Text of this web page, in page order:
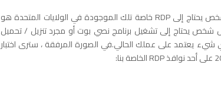
إن السبب الأكثر أهمية الذي يجعل كل شخص يحتاج إلى RDP خاصة تلك الموجودة في الولايات المتحدة هو
كل شخص يحتاج إلى تشغيل برنامج نصي بوت أو مجرد تنزيل / تحميل
يعتمد على عملك الحالي.في الصورة المرفقة ، سترى اختبار